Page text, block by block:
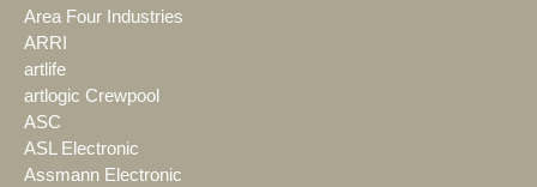
Area Four Industries
ARRI
artlife
artlogic Crewpool
ASC
ASL Electronic
Assmann Electronic